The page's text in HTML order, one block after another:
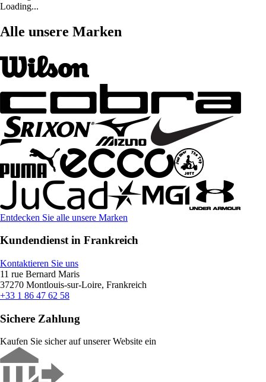
Loading...
Alle unsere Marken
Entdecken Sie alle unsere Marken
Kundendienst in Frankreich
Kontaktieren Sie uns
11 rue Bernard Maris
37270 Montlouis-sur-Loire, Frankreich
+33 1 86 47 62 58
Sichere Zahlung
Kaufen Sie sicher auf unserer Website ein